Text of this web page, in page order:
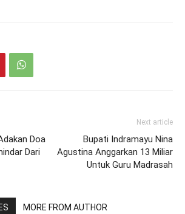
Doa
Dari
Next article
Bupati Indramayu Nina
Agustina Anggarkan 13 Miliar
Untuk Guru Madrasah
MORE FROM AUTHOR